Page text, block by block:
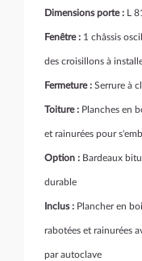
Dimensions porte : L
Fenêtre : 1 châssis
des croisillons à
Fermeture : Serrure à
Toiture : Planches en
et rainurées pour
Option : Bardeaux
durable
Inclus : Plancher en
rabotées et rainurées
par autoclave